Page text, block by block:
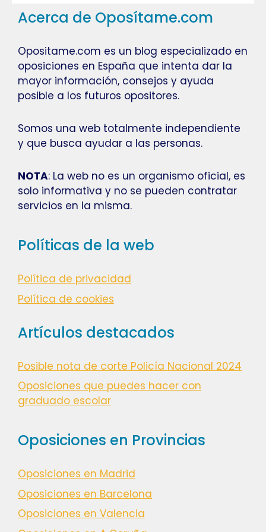
Acerca de Oposítame.com
Opositame.com es un blog especializado en
oposiciones en España que intenta dar la
mayor información, consejos y ayuda
posible a los futuros opositores.
Somos una web totalmente independiente
y que busca ayudar a las personas.
NOTA: La web no es un organismo oficial, es
solo informativa y no se pueden contratar
servicios en la misma.
Políticas de la web
Política de privacidad
Política de cookies
Artículos destacados
Posible nota de corte Policía Nacional 2024
Oposiciones que puedes hacer con
graduado escolar
Oposiciones en Provincias
Oposiciones en Madrid
Oposiciones en Barcelona
Oposiciones en Valencia